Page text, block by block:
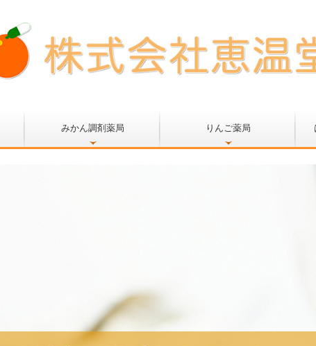
みかん調剤薬局 りんご薬局